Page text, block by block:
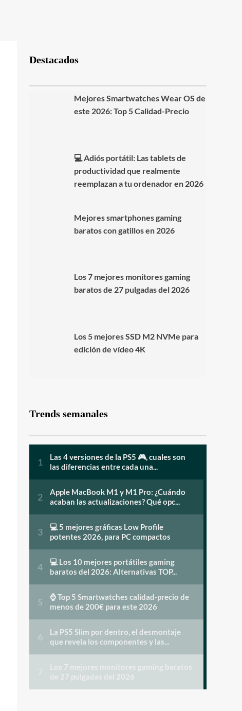
Destacados
Mejores Smartwatches Wear OS de
este 2026: Top 5 Calidad-Precio
💻 Adiós portátil: Las tablets de
productividad que realmente
reemplazan a tu ordenador en 2026
Mejores smartphones gaming
baratos con gatillos en 2026
Los 7 mejores monitores gaming
baratos de 27 pulgadas del 2026
Los 5 mejores SSD M2 NVMe para
edición de vídeo 4K
Trends semanales